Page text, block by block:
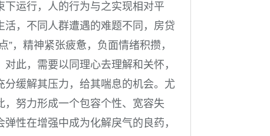
运行，人的行为与之实现相对平
，不同人群遭遇的难题不同，房贷
，精神紧张疲惫，负面情绪积攒，
此，需要以同理心去理解和关怀，
缓解其压力，给其喘息的机会。尤
努力形成一个包容个性、宽容失
性在增强中成为化解戾气的良药，